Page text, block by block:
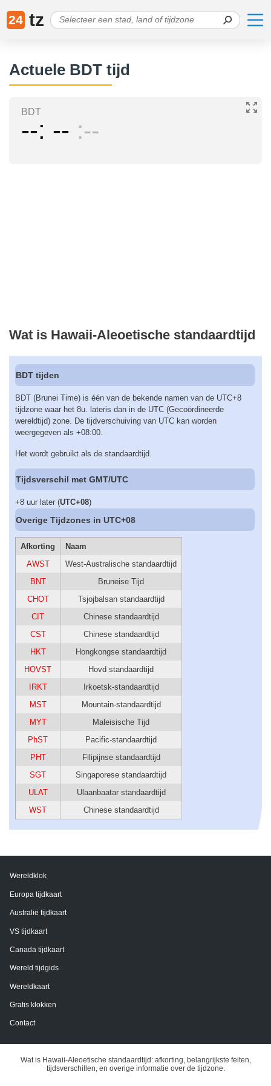
24 tz
Actuele BDT tijd
BDT
-- -- --
Wat is Hawaii-Aleoetische standaardtijd
BDT tijden
BDT (Brunei Time) is één van de bekende namen van de UTC+8
tijdzone waar het 8u. lateris dan in de UTC (Gecoördineerde
wereldtijd) zone. De tijdverschuiving van UTC kan worden
weergegeven als +08:00.
Het wordt gebruikt als de standaardtijd.
Tijdsverschil met GMT/UTC
+8 uur later (UTC+08)
Overige Tijdzones in UTC+08
Afkorting
Naam
AWST
West-Australische standaardtijd
BNT
Bruneise Tijd
CHOT
Tsjojbalsan standaardtijd
CIT
Chinese standaardtijd
CST
Chinese standaardtijd
HKT
Hongkongse standaardtijd
HOVST
Hovd standaardtijd
IRKT
Irkoetsk-standaardtijd
MST
Mountain-standaardtijd
MYT
Maleisische Tijd
PhST
Pacific-standaardtijd
PHT
Filipijnse standaardtijd
SGT
Singaporese standaardtijd
ULAT
Ulaanbaatar standaardtijd
WST
Chinese standaardtijd
Wereldklok
Europa tijdkaart
Australië tijdkaart
VS tijdkaart
Canada tijdkaart
Wereld tijdgids
Wereldkaart
Gratis klokken
Contact
Wat is Hawaii-Aleoetische standaardtijd: afkorting, belangrijkste feiten,
tijdsverschillen, en overige informatie over de tijdzone.